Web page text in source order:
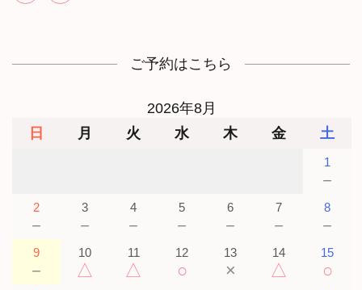
ご予約はこちら
2026年8月
日 月 火 水 木 金 土
1
－
2
－
3
－
4
－
5
－
6
－
7
－
8
－
9
－
10
△
11
△
12
○
13
×
14
△
15
○